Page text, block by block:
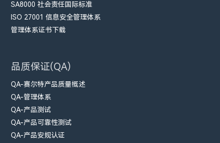
SA8000 社会责任国际标准
ISO 27001 信息安全管理体系
管理体系证书下载
品质保证(QA)
QA-赛尔特产品质量概述
QA-管理体系
QA-产品测试
QA-产品可靠性测试
QA-产品安规认证